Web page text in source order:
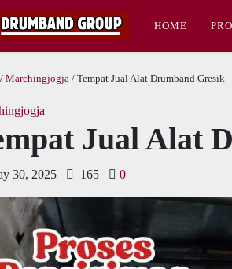
HOME
/ Marchingjogja / Tempat Jual Alat Drumband Gresik
Jual Alat
30, 2025 165 0